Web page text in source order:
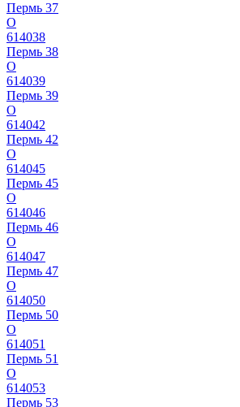
Пермь 37
О
614038
Пермь 38
О
614039
Пермь 39
О
614042
Пермь 42
О
614045
Пермь 45
О
614046
Пермь 46
О
614047
Пермь 47
О
614050
Пермь 50
О
614051
Пермь 51
О
614053
Пермь 53